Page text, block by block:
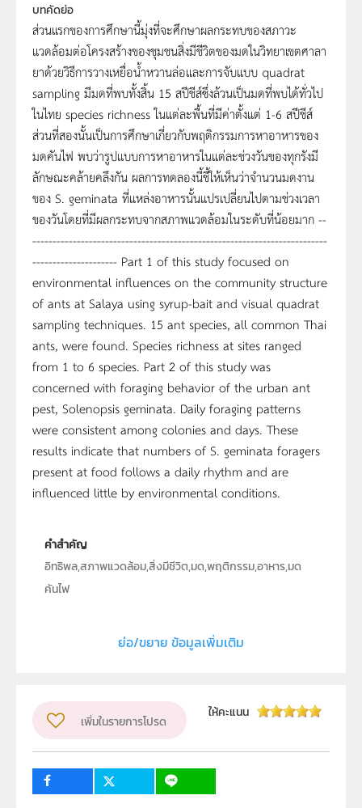
บทคัดย่อ
ส่วนแรกของการศึกษานี้มุ่งที่จะศึกษาผลกระทบของสภาวะ
แวดล้อมต่อโครงสร้างของชุมชนสิ่งมีชีวิตของมดในวิทยาเขตศาลา
ยาด้วยวิธีการวางเหยื่อน้ำหวานล่อและการจับแบบ quadrat
sampling มีมดที่พบทั้งสิ้น 15 สปีชีส์ซึ่งล้วนเป็นมดที่พบได้ทั่วไป
ในไทย species richness ในแต่ละพื้นที่มีค่าตั้งแต่ 1-6 สปีชีส์
ส่วนที่สองนั้นเป็นการศึกษาเกี่ยวกับพฤติกรรมการหาอาหารของ
มดคันไฟ พบว่ารูปเเบบการหาอาหารในแต่ละช่วงวันของทุกรังมี
ลักษณะคล้ายคลึงกัน ผลการทดลองนี้ชี้ให้เห็นว่าจำนวนมดงาน
ของ S. geminata ที่แหล่งอาหารนั้นแปรเปลี่ยนไปตามช่วงเวลา
ของวันโดยที่มีผลกระทบจากสภาพแวดล้อมในระดับที่น้อยมาก --
-------------------------------------------------------------------------
--------------------- Part 1 of this study focused on
environmental influences on the community structure
of ants at Salaya using syrup-bait and visual quadrat
sampling techniques. 15 ant species, all common Thai
ants, were found. Species richness at sites ranged
from 1 to 6 species. Part 2 of this study was
concerned with foraging behavior of the urban ant
pest, Solenopsis geminata. Daily foraging patterns
were consistent among colonies and days. These
results indicate that numbers of S. geminata foragers
present at food follows a daily rhythm and are
influenced little by environmental conditions.
คำสำคัญ
อิทธิพล,สภาพแวดล้อม,สิ่งมีชีวิต,มด,พฤติกรรม,อาหาร,มด
คันไฟ
สมศักดิ์ ลิขิตรัตนพิศาล
ระดับชั้น
ม.4, ม.5, ม.6
กลุ่มเป้าหมาย
ย่อ/ขยาย ข้อมูลเพิ่มเติม
เพิ่มในรายการโปรด
ให้คะแนน